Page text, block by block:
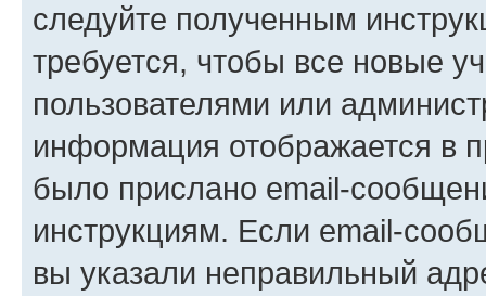
следуйте полученным
требуется, чтобы все новые
пользователями или
информация отображается в
было прислано email-
инструкциям. Если email-
вы указали неправильный